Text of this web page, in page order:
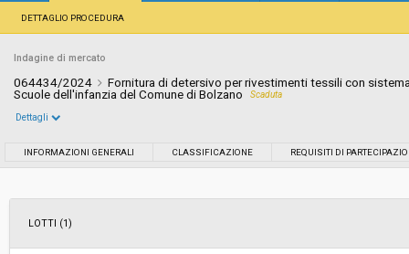
DETTAGLIO PROCEDURA
Indagine di mercato
064434/2024
Fornitura di detersivo per rivestimenti tessili con
Scuole dell'infanzia del Comune di Bolzano
Scaduta
Svolgimento:
Dettagli
INFORMAZIONI GENERALI CLASSIFICAZIONE REQUISITI DI
LOTTI (1)